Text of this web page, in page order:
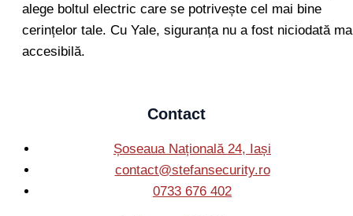
alege boltul electric care se potrivește cel mai bine
cerințelor tale. Cu Yale, siguranța nu a fost niciodată
accesibilă.
Contact
Șoseaua Națională 24, Iași
contact@stefansecurity.ro
0733 676 402